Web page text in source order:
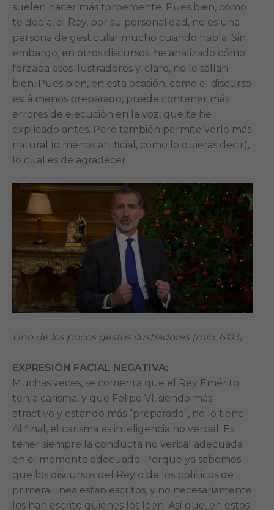
suelen hacer más torpemente. Pues bien, como
te decía, el Rey, por su personalidad, no es una
persona de gesticular mucho cuando habla. Sin
embargo, en otros discursos, he analizado cómo
forzaba esos ilustradores y, claro, no le salían
bien. Pues bien, en esta ocasión, como el discurso
está menos preparado, puede contener más
errores de ejecución en la voz, que te he
explicado antes. Pero también permite verlo más
natural (o menos artificial, como lo quieras decir),
lo cual es de agradecer.
Uno de los pocos gestos ilustradores (min. 6’03)
EXPRESIÓN FACIAL NEGATIVA:
Muchas veces, se comenta que el Rey Emérito
tenía carisma, y que Felipe VI, siendo más
atractivo y estando más “preparado”, no lo tiene.
Al final, el carisma es inteligencia no verbal. Es
tener siempre la conducta no verbal adecuada
en el momento adecuado. Porque ya sabemos
que los discursos del Rey o de los políticos de
primera línea están escritos, y no necesariamente
los han escrito quienes los leen. Así que, en estos